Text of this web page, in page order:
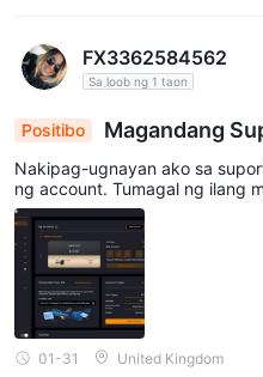
FX3362584562
Sa loob ng 1 taon
Positibo Magandang
Nakipag-ugnayan ako sa
ng account. Tumagal ng ilang
01-31 United Kingdom